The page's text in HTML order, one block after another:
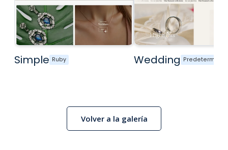
Simple Ruby Wedding
Volver a la galería